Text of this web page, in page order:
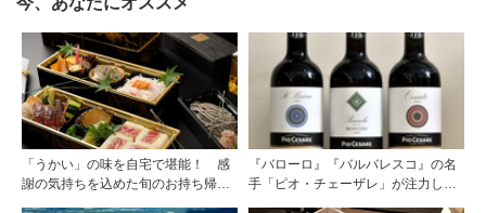
「うかい」の味を自宅で堪能！ 感
謝の気持ちを込めた旬のお持ち帰り
『バローロ』『バルバレスコ』の名
手「ピオ・チェーザレ」が注力し